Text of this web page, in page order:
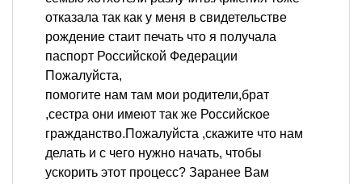
отказала так как у меня в свидетельстве
рождение стаит печать что я получала
паспорт Российской Федерации
Пожалуйста,
помогите нам там мои родители,брат
,сестра они имеют так же Российское
гражданство.Пожалуйста ,скажите что нам
делать и с чего нужно начать, чтобы
ускорить этот процесс? Заранее Вам